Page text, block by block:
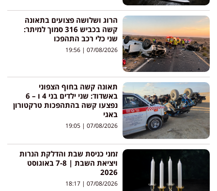
הרוג ושלושה פצועים בתאונה
קשה בכביש 316 סמוך למיתר:
שני כלי רכב התהפכו
07/08/2026
תאונה קשה בחוף הצפוני
באשדוד: שני ילדים בני 4 ו – 6
נפצעו קשה בהתהפכות טרקטורון
באגי
07/08/2026
זמני כניסת שבת והדלקת הנרות
ויציאת השבת | 7-8 באוגוסט
2026
07/08/2026